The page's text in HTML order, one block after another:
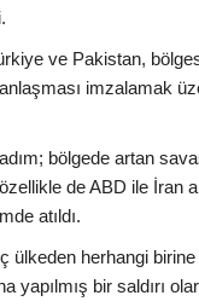
ve Pakistan,
imzalamak
bölgede artan
de ABD ile İran
atıldı.
ülkeden herhangi birine
yapılmış bir saldırı